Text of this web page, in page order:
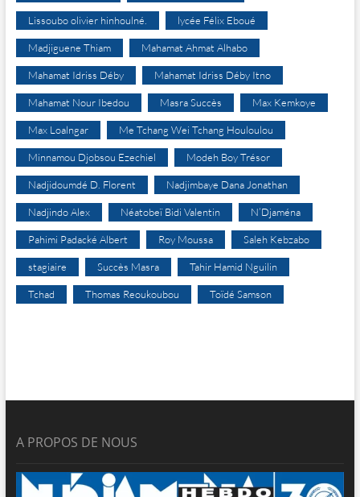
Lissoubo olivier hinhoulné. lycée Félix Eboué
Madjiguene Thiam Mahamat Ahmat Alhabo
Mahamat Idriss Déby Mahamat Idriss Déby Itno
Mahamat Nour Ibedou Masra Succès Max Kemkoye
Max Loalngar Me Tchang Wei Tchang Houloulou
Minnamou Djobsou Ezechiel Modeh Boy Trésor
Nadjidoumdé D. Florent Nadjimbaye Dana Jonathan
Nadjindo Alex Néatobeï Bidi Valentin N’Djaména
Pahimi Padacké Albert Roy Moussa Saleh Kebzabo
stagiaire Succès Masra Tahir Hamid Nguilin
Tchad Thomas Reoukoubou Toïdé Samson
A PROPOS DE NOUS